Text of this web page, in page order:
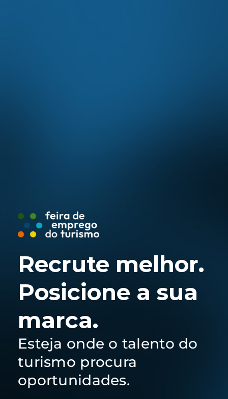
Recrute melhor.
Posicione a sua
marca.
Esteja onde o talento do
turismo procura
oportunidades.